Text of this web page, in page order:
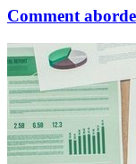
Comment